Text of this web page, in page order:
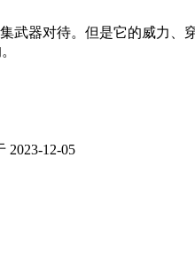
武器对待。但是它的威力
2023-12-05